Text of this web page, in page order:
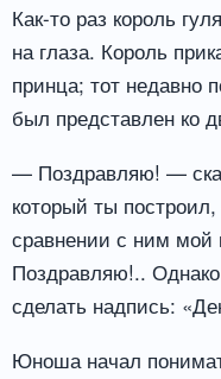
Как-то раз король
на глаза. Король
принца; тот недавно
был представлен ко
— Поздравляю! —
который ты
сравнении с ним мой
Поздравляю!..
сделать надпись:
Юноша начал